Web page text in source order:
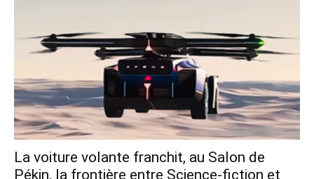
La voiture volante franchit, au Salon de
Pékin, la frontière entre Science-fiction et